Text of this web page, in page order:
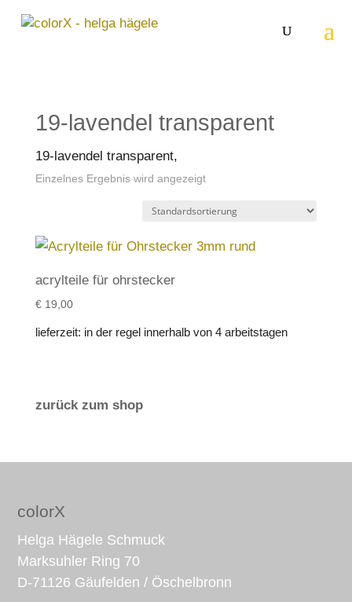
19-lavendel transparent
19-lavendel transparent,
Einzelnes Ergebnis wird angezeigt
acrylteile für ohrstecker
€19,00
lieferzeit: in der regel innerhalb von 4 arbeitstagen
zurück zum shop
colorX
Helga Hägele Schmuck
Marksuhler Ring 70
D-71126 Gäufelden / Öschelbronn